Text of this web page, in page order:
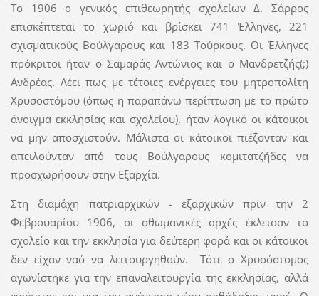
Το 1906 ο γενικός επιθεωρητής σχολείων Δ. Σάρρος
επισκέπτεται το χωριό και βρίσκει 741 Έλληνες, 221
σχισματικούς Βούλγαρους και 183 Τούρκους. Οι Έλληνες
πρόκριτοι ήταν ο Σαμαράς Αντώνιος και ο Μανδρετζής(;)
Ανδρέας. Λέει πως με τέτοιες ενέργειες του μητροπολίτη
Χρυσοστόμου (όπως η παραπάνω περίπτωση με το πρώτο
άνοιγμα εκκλησίας και σχολείου), ήταν λογικό οι κάτοικοι
να μην αποσχιστούν. Μάλιστα οι κάτοικοι πιέζονταν και
απειλούνταν από τους Βούλγαρους κομιτατζήδες να
προσχωρήσουν στην Εξαρχία.
Στη διαμάχη πατριαρχικών - εξαρχικών πριν την 2
Φεβρουαρίου 1906, οι οθωμανικές αρχές έκλεισαν το
σχολείο και την εκκλησία για δεύτερη φορά και οι κάτοικοι
δεν είχαν ναό να λειτουργηθούν. Τότε ο Χρυσόστομος
αγωνίστηκε για την επαναλειτουργία της εκκλησίας, αλλά